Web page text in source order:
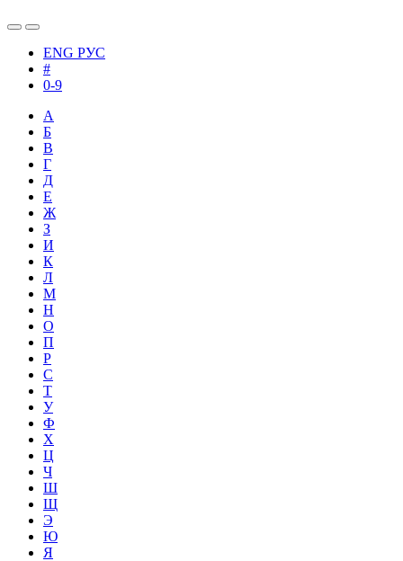
ENG РУС
#
0-9
А
Б
В
Г
Д
Е
Ж
З
И
К
Л
М
Н
О
П
Р
С
Т
У
Ф
Х
Ц
Ч
Ш
Щ
Э
Ю
Я